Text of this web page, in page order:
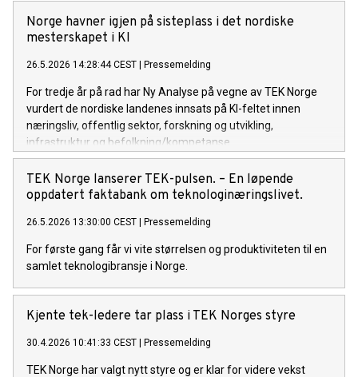
Norge havner igjen på sisteplass i det nordiske
mesterskapet i KI
26.5.2026 14:28:44 CEST Pressemelding
For tredje år på rad har Ny Analyse på vegne av TEK Norge
vurdert de nordiske landenes innsats på KI-feltet innen
næringsliv, offentlig sektor, forskning og utvikling,
infrastruktur og befolkning/kompetanse.
TEK Norge lanserer TEK-pulsen. – En løpende
oppdatert faktabank om teknologinæringslivet.
26.5.2026 13:30:00 CEST Pressemelding
For første gang får vi vite størrelsen og produktiviteten til en
samlet teknologibransje i Norge.
Kjente tek-ledere tar plass i TEK Norges styre
30.4.2026 10:41:33 CEST Pressemelding
TEK Norge har valgt nytt styre og er klar for videre vekst